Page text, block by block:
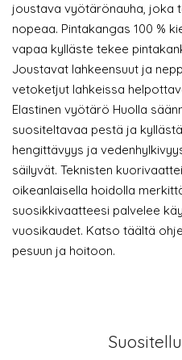
joustava vyötärönauha, joka
nopeaa. Pintakangas 100 %
vapaa kylläste tekee
Joustavat lahkeensuut ja
vetoketjut lahkeissa
Elastinen vyötärö Huolla
suositeltavaa pestä ja
hengittävyys ja
säilyvät. Teknisten
oikeanlaisella hoidolla
suosikkivaatteesi palvelee
vuosikaudet. Katso täältä
pesuun ja hoitoon.